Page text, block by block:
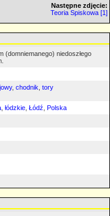
Następne zdjęcie:
Teoria Spiskowa [1]
niedoszłego
, chodnik tory
łódzkie Łódź Polska